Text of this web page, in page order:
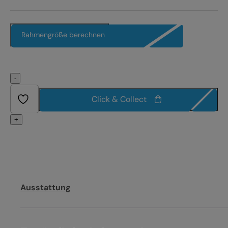
Rahmengröße berechnen
-
+
Click & Collect
Ausstattung